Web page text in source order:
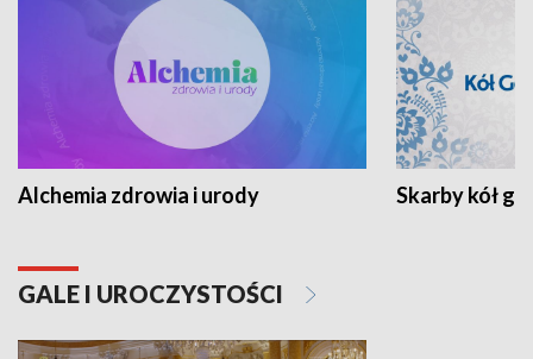
Alchemia zdrowia i urody Skarby kół
GALE I UROCZYSTOŚCI